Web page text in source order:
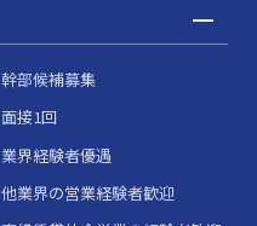
幹部候補募集
面接1回
業界経験者優遇
他業界の営業経験者歓迎